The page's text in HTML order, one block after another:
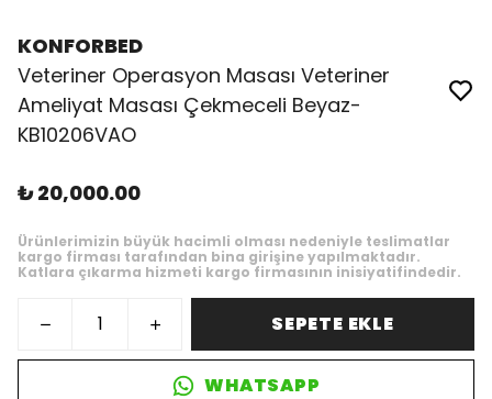
KONFORBED
Veteriner Operasyon Masası Veteriner
Ameliyat Masası Çekmeceli Beyaz-
KB10206VAO
₺ 20,000.00
Ürünlerimizin büyük hacimli olması nedeniyle teslimatlar
kargo firması tarafından bina girişine yapılmaktadır.
Katlara çıkarma hizmeti kargo firmasının inisiyatifindedir.
SEPETE EKLE
WHATSAPP